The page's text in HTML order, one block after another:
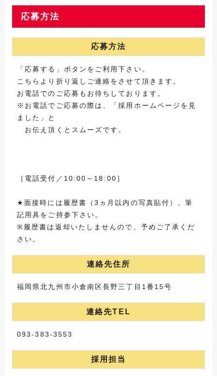
応募方法
応募方法
「応募する」ボタンをご利用下さい。
こちらより折り返しご連絡をさせて頂きます。
お電話でのご応募もお待ちしております。
※お電話でご応募の際は、「採用ホームページを見
ました」と
お伝え頂くとスムーズです。
［電話受付／10:00～18:00］
★面接時には履歴書（3ヵ月以内の写真貼付）、筆
記用具をご持参下さい。
※履歴書は返却いたしませんので、予めご了承くだ
さい。
連絡先住所
福岡県北九州市小倉南区長野三丁目1番15号
連絡先TEL
093-383-3553
採用担当